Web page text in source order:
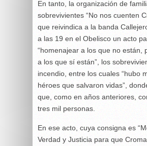
En tanto, la organización de
sobrevivientes “No nos cuenten
que reivindica a la banda
a las 19 en el Obelisco un acto
“homenajear a los que no están,
a los que sí están”, los
incendio, entre los cuales “hubo
héroes que salvaron vidas”,
que, como en años anteriores,
tres mil personas.
En ese acto, cuya consigna es
Verdad y Justicia para que